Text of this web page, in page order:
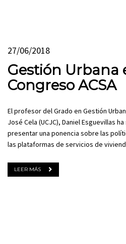
27/06/2018
Gestión Urbana
Congreso ACSA
El profesor del Grado en Gestión
José Cela (UCJC), Daniel Esguevillas
presentar una ponencia sobre las
las plataformas de servicios de
LEER MÁS